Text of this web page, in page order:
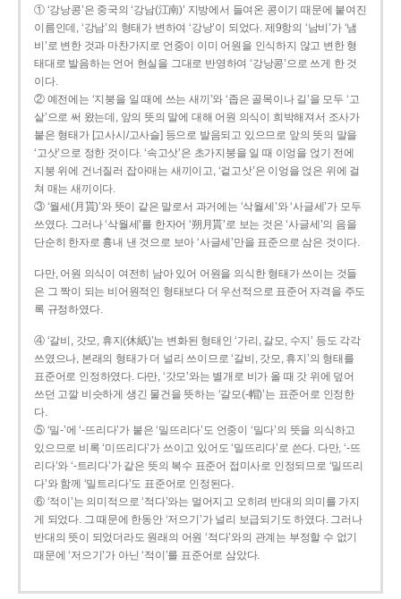
① ‘강낭콩’은 중국의 ‘강남(江南)’ 지방에서 들여온 콩이기 때문에 붙여진
이름인데, ‘강남’의 형태가 변하여 ‘강낭’이 되었다. 제9항의 ‘남비’가 ‘냄
비’로 변한 것과 마찬가지로 언중이 이미 어원을 인식하지 않고 변한 형
태대로 발음하는 언어 현실을 그대로 반영하여 ‘강낭콩’으로 쓰게 한 것
이다.
② 예전에는 ‘지붕을 일 때에 쓰는 새끼’와 ‘좁은 골목이나 길’을 모두 ‘고
샅’으로 써 왔는데, 앞의 뜻의 말에 대해 어원 의식이 희박해져서 조사가
붙은 형태가 [고사시/고사슬] 등으로 발음되고 있으므로 앞의 뜻의 말을
‘고삿’으로 정한 것이다. ‘속고삿’은 초가지붕을 일 때 이엉을 얹기 전에
지붕 위에 건너질러 잡아매는 새끼이고, ‘겉고삿’은 이엉을 얹은 위에 걸
쳐 매는 새끼이다.
③ ‘월세(月貰)’와 뜻이 같은 말로서 과거에는 ‘삭월세’와 ‘사글세’가 모두
쓰였다. 그러나 ‘삭월세’를 한자어 ‘朔月貰’로 보는 것은 ‘사글세’의 음을
단순히 한자로 흉내 낸 것으로 보아 ‘사글세’만을 표준으로 삼은 것이다.
다만, 어원 의식이 여전히 남아 있어 어원을 의식한 형태가 쓰이는 것들
은 그 짝이 되는 비어원적인 형태보다 더 우선적으로 표준어 자격을 주도
록 규정하였다.
④ ‘갈비, 갓모, 휴지(休紙)’는 변화된 형태인 ‘가리, 갈모, 수지’ 등도 각각
쓰였으나, 본래의 형태가 더 널리 쓰이므로 ‘갈비, 갓모, 휴지’의 형태를
표준어로 인정하였다. 다만, ‘갓모’와는 별개로 비가 올 때 갓 위에 덮어
쓰던 고깔 비슷하게 생긴 물건을 뜻하는 ‘갈모(-帽)’는 표준어로 인정한
다.
⑤ ‘밀-’에 ‘-뜨리다’가 붙은 ‘밀뜨리다’도 언중이 ‘밀다’의 뜻을 의식하고
있으므로 비록 ‘미뜨리다’가 쓰이고 있어도 ‘밀뜨리다’로 쓴다. 다만, ‘-뜨
리다’와 ‘-트리다’가 같은 뜻의 복수 표준어 접미사로 인정되므로 ‘밀뜨리
다’와 함께 ‘밀트리다’도 표준어로 인정된다.
⑥ ‘적이’는 의미적으로 ‘적다’와는 멀어지고 오히려 반대의 의미를 가지
게 되었다. 그 때문에 한동안 ‘저으기’가 널리 보급되기도 하였다. 그러나
반대의 뜻이 되었더라도 원래의 어원 ‘적다’와의 관계는 부정할 수 없기
때문에 ‘저으기’가 아닌 ‘적이’를 표준어로 삼았다.